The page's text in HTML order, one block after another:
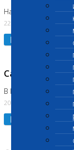
На Нагорной. Код (
22.07.2026
Подробнее
Санитарные
В Коломне
20.07.2026
Подробнее